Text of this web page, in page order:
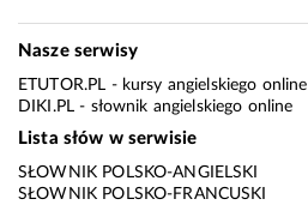
Nasze serwisy
ETUTOR.PL - kursy angielskiego online
DIKI.PL - słownik angielskiego online
Lista słów w serwisie
SŁOWNIK POLSKO-ANGIELSKI
SŁOWNIK POLSKO-FRANCUSKI